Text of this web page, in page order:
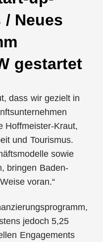
Neues
gestartet
dass wir gezielt in
Hoffmeister-Kraut,
und Tourismus.
sowie
bringen Baden-
voran.“
jedoch 5,25
Engagements